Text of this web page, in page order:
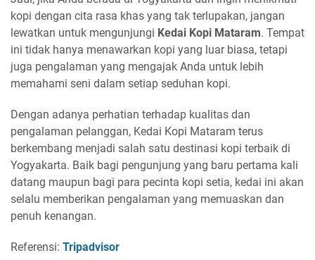
kopi dengan cita rasa khas yang tak terlupakan, jangan
lewatkan untuk mengunjungi Kedai Kopi Mataram. Tempat
ini tidak hanya menawarkan kopi yang luar biasa, tetapi
juga pengalaman yang mengajak Anda untuk lebih
memahami seni dalam setiap seduhan kopi.
Dengan adanya perhatian terhadap kualitas dan
pengalaman pelanggan, Kedai Kopi Mataram terus
berkembang menjadi salah satu destinasi kopi terbaik di
Yogyakarta. Baik bagi pengunjung yang baru pertama kali
datang maupun bagi para pecinta kopi setia, kedai ini akan
selalu memberikan pengalaman yang memuaskan dan
penuh kenangan.
Referensi: Tripadvisor